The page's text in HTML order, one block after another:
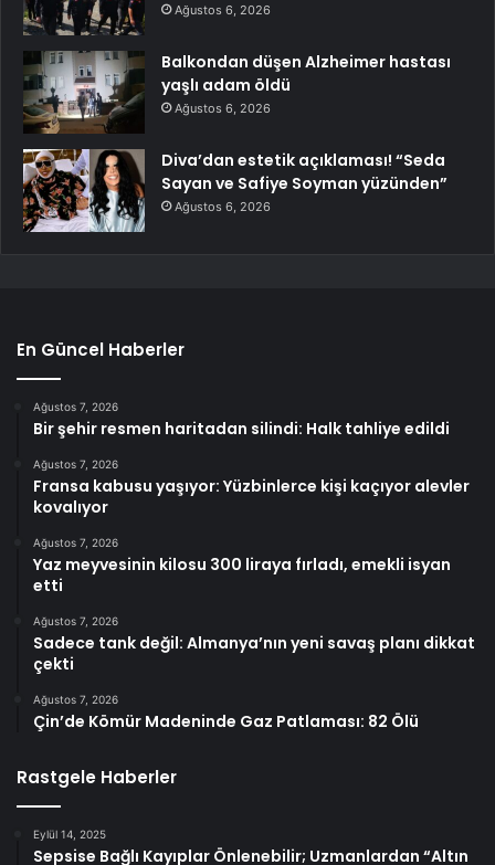
Ağustos 6, 2026
Balkondan düşen Alzheimer hastası
yaşlı adam öldü
Ağustos 6, 2026
Diva’dan estetik açıklaması! “Seda
Sayan ve Safiye Soyman yüzünden”
Ağustos 6, 2026
En Güncel Haberler
Ağustos 7, 2026
Bir şehir resmen haritadan silindi: Halk tahliye edildi
Ağustos 7, 2026
Fransa kabusu yaşıyor: Yüzbinlerce kişi kaçıyor alevler
kovalıyor
Ağustos 7, 2026
Yaz meyvesinin kilosu 300 liraya fırladı, emekli isyan
etti
Ağustos 7, 2026
Sadece tank değil: Almanya’nın yeni savaş planı dikkat
çekti
Ağustos 7, 2026
Çin’de Kömür Madeninde Gaz Patlaması: 82 Ölü
Rastgele Haberler
Eylül 14, 2025
Sepsise Bağlı Kayıplar Önlenebilir; Uzmanlardan “Altın